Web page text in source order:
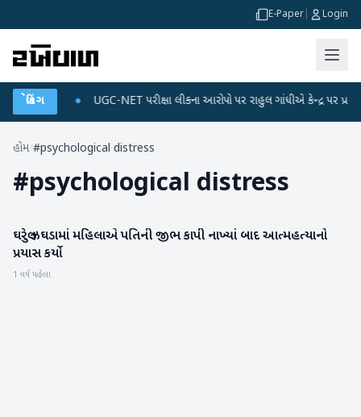
E-Paper Login
બ્રેકિંગ
પ્લાન UGC-NET પરીક્ષા લીકના આરોપો પર રાહુલ ગાંધીએ કેન્દ્ર પર પ્રહાર
હોમ/#psychological distress
#psychological distress
રાષ્ટ્રીય
ઘરેલુ ઝઘડામાં મહિલાએ પતિની જીભ કાપી નાખ્યાં બાદ આત્મહત્યાનો
પ્રયાસ કર્યો
1 વર્ષ પહેલા